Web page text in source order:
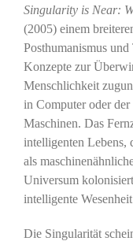
Singularity is Near:
(2005) einem
Posthumanismus
Konzepte zur
Menschlichkeit
in Computer oder
Maschinen. Das
intelligenten Lebens,
als
Universum
intelligente
Die Singularität